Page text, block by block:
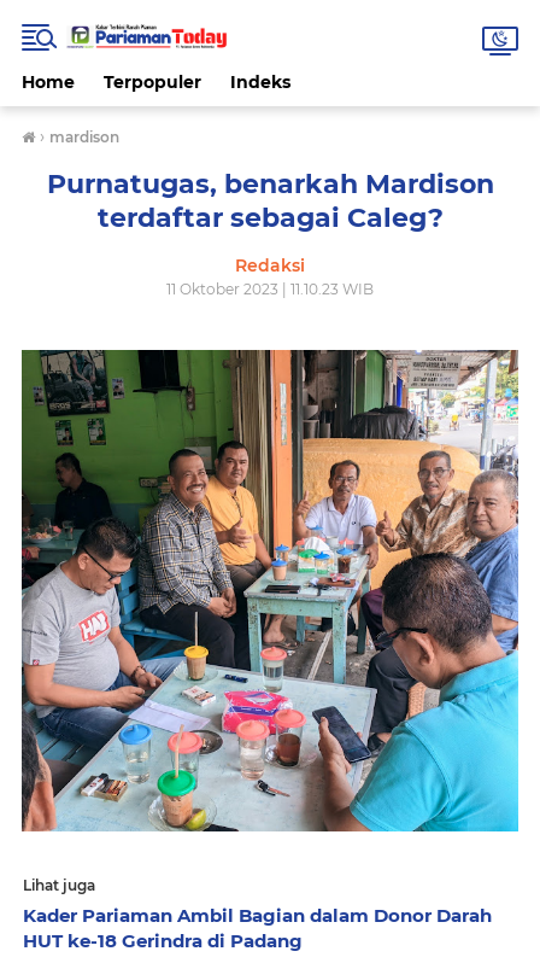
Home Terpopuler Indeks
› mardison
Purnatugas, benarkah Mardison
terdaftar sebagai Caleg?
Redaksi
11 Oktober 2023 | 11.10.23 WIB
Lihat juga
Kader Pariaman Ambil Bagian dalam Donor Darah
HUT ke-18 Gerindra di Padang